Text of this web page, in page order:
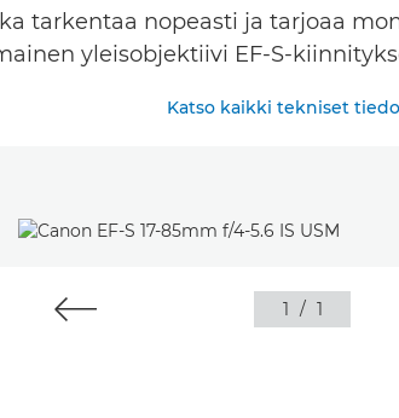
tarkentaa nopeasti ja tarjoaa
yleisobjektiivi EF-S-
Katso kaikki tekniset
1 / 1